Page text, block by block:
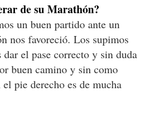
de su Marathón?
un buen partido ante un
nos favoreció. Los supimos
el pase correcto y sin duda
buen camino y sin como
pie derecho es de mucha